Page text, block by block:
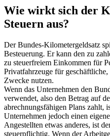
Wie wirkt sich der
Steuern aus?
Der Bundes-Kilometergeldsatz
Besteuerung. Er kann den zu
zu steuerfreiem Einkommen für
Privatfahrzeuge für
Zwecke nutzen.
Wenn das Unternehmen den
verwendet, also den Betrag auf
abrechnungsfähigen Plans zahlt,
Unternehmen jedoch einen
Angestellten etwas anderes, ist
steuerpflichtig. Wenn der